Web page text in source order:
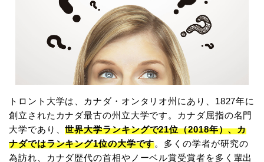
トロント大学は、カナダ・オンタリオ州にあり、1827年に
創立されたカナダ最古の州立大学です。カナダ屈指の名門
大学であり、世界大学ランキングで21位（2018年）、カ
ナダではランキング1位の大学です。多くの学者が研究の
為訪れ、カナダ歴代の首相やノーベル賞受賞者を多く輩出